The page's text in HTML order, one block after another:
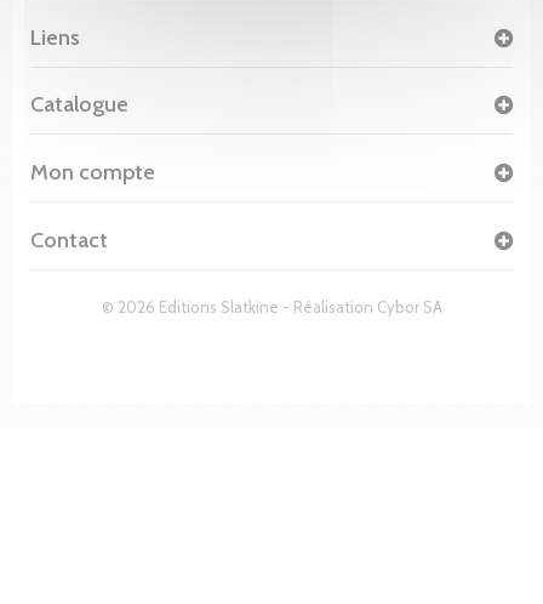
© 2026 Editions Slatkine - Réalisation Cybor SA
Liens
Catalogue
Mon compte
Contact